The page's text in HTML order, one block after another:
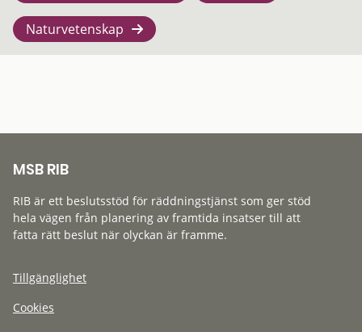
Naturvetenskap
MSB RIB
RIB är ett beslutsstöd för räddningstjänst som ger stöd
hela vägen från planering av framtida insatser till att
fatta rätt beslut när olyckan är framme.
Tillgänglighet
Cookies